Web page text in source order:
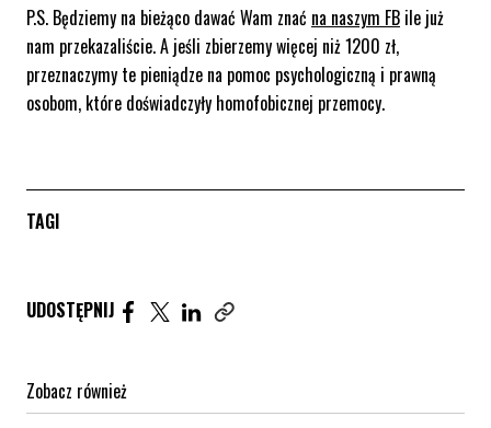
P.S. Będziemy na bieżąco dawać Wam znać na naszym FB ile już
nam przekazaliście. A jeśli zbierzemy więcej niż 1200 zł,
przeznaczymy te pieniądze na pomoc psychologiczną i prawną
osobom, które doświadczyły homofobicznej przemocy.
TAGI
UDOSTĘPNIJ Udostępnij artykuł na Facebook. Strona otwiera się
Udostępnij artykuł na Twitter. Strona otwiera
Udostępnij artykuł na Linkedin. Strona
Zobacz również